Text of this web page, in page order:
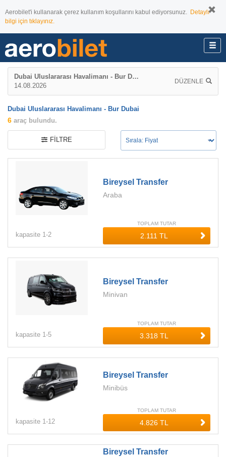
Aerobilet'i kullanarak çerez kullanım koşullarını kabul ediyorsunuz. Detaylı
bilgi için tıklayınız.
Dubai Uluslararası Havalimanı - Bur Dubai
14.08.2026
DÜZENLE
Dubai Uluslararası Havalimanı - Bur Dubai
6 araç bulundu.
FILTRE
Bireysel Transfer
Araba
kapasite 1-2
TOPLAM TUTAR
Bireysel Transfer
Minivan
kapasite 1-5
TOPLAM TUTAR
Bireysel Transfer
Minibüs
kapasite 1-12
TOPLAM TUTAR
Bireysel Transfer